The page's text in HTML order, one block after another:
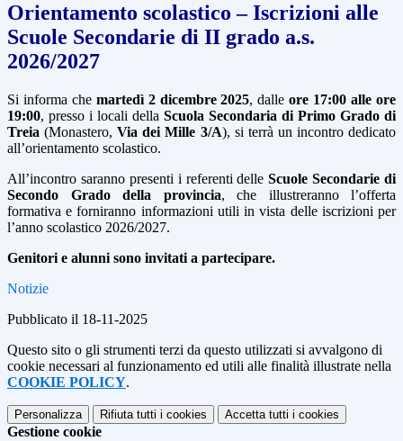
Orientamento scolastico – Iscrizioni alle
Scuole Secondarie di II grado a.s.
2026/2027
Si informa che martedì 2 dicembre 2025, dalleore 17:00 alle ore
19:00, presso i locali della Scuola Secondaria di Primo Grado di
Treia (Monastero,Via dei Mille 3/A), si terrà un incontro dedicato
all’orientamento scolastico.
All’incontro saranno presenti i referenti delleScuole Secondarie di
Secondo Grado della provincia, che illustreranno l’offerta
formativa e forniranno informazioni utili in vista delle iscrizioni per
l’anno scolastico 2026/2027.
Genitori e alunni sono invitati a partecipare.
Notizie
Pubblicato il 18-11-2025
Questo sito o gli strumenti terzi da questo utilizzati si avvalgono di
cookie necessari al funzionamento ed utili alle finalità illustrate nella
COOKIE POLICY.
Personalizza Rifiuta tutti i cookies Accetta tutti i cookies
Gestione cookie